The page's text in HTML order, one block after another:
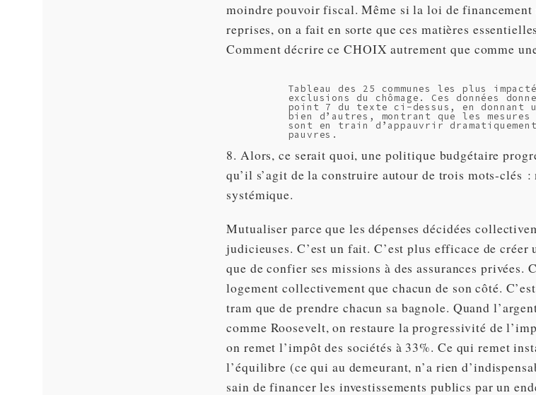
moindre pouvoir fiscal. Même si la loi de financement
reprises, on a fait en sorte que ces matières
Comment décrire ce CHOIX autrement que comme
Tableau des 25 communes les plus
exclusions du chômage. Ces données
point 7 du texte ci-dessus, en donnant
bien d’autres, montrant que les mesures
sont en train d’appauvrir
pauvres.
8. Alors, ce serait quoi, une politique budgétaire
qu’il s’agit de la construire autour de trois mots-clés
systémique.
Mutualiser parce que les dépenses décidées
judicieuses. C’est un fait. C’est plus efficace de créer
que de confier ses missions à des assurances privées.
logement collectivement que chacun de son côté.
tram que de prendre chacun sa bagnole. Quand
comme Roosevelt, on restaure la progressivité de
on remet l’impôt des sociétés à 33%. Ce qui remet
l’équilibre (ce qui au demeurant, n’a rien
sain de financer les investissements publics par un